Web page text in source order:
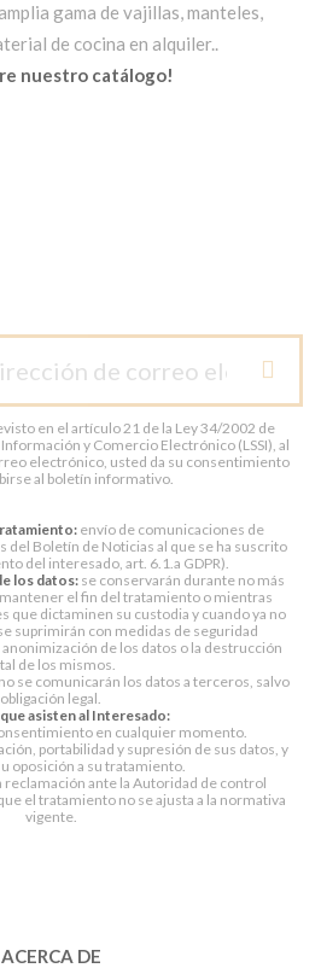
gama de vajillas, manteles,
de cocina en alquiler..
nuestro catálogo!
en el artículo 21 de la Ley 34/2002 de
y Comercio Electrónico (LSSI), al
electrónico, usted da su consentimiento
al boletín informativo.
envío de comunicaciones de
del Boletín de Noticias al que se ha suscrito
del interesado, art. 6.1.a GDPR).
los datos:se conservarán durante no más
el fin del tratamiento o mientras
que dictaminen su custodia y cuando ya no
suprimirán con medidas de seguridad
de los datos o la destrucción
de los mismos.
no se comunicarán los datos a terceros, salvo
obligación legal.
asisten al Interesado:
en cualquier momento.
portabilidad y supresión de sus datos, y
oposición a su tratamiento.
reclamación ante la Autoridad de control
el tratamiento no se ajusta a la normativa
vigente.
ACERCA DE